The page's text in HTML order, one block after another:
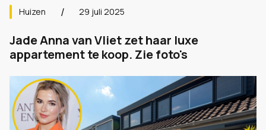
Huizen 29 juli 2025
Jade Anna van Vliet zet haar luxe
appartement te koop. Zie foto's